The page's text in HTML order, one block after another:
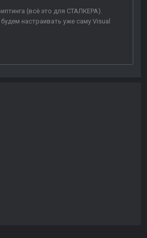
(всё это для СТАЛКЕРА).
настраивать уже саму Visual